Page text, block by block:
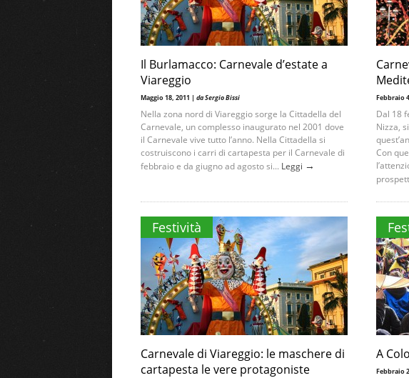
Il Burlamacco: Carnevale d’estate a
Viareggio
Maggio 18, 2011 | da Sergio Bissi
Nella zona nord di Viareggio sorge la Cittadella del
Carnevale, un complesso inaugurato nel 2001 dove
il Carnevale vive tutto l’anno. Nella Cittadella si
costruiscono i carri di cartapesta per il Carnevale di
febbraio e da giugno ad agosto si... Leggi →
Febbraio
Dal 18
Nizza,
Con
Festività
Carnevale di Viareggio: le maschere di
cartapesta le vere protagoniste
A
Febbraio